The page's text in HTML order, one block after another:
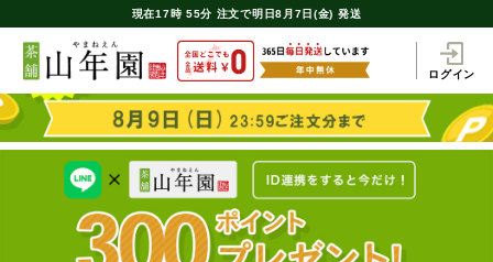
現在17時 55分 注文で明日8月7日(金) 発送
ログイン